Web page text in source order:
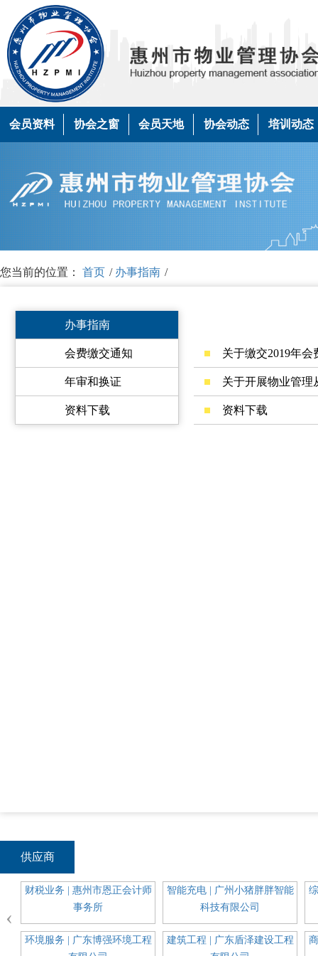
会员资料 协会之窗 会员天地 协会动态 培训动态
您当前的位置： 首页 / 办事指南 /
办事指南
会费缴交通知
年审和换证
资料下载
关于缴交2019年会
关于开展物业管理
资料下载
供应商
‹
财税业务 | 惠州市恩正会计师
事务所
环境服务 | 广东博强环境工程
智能充电 | 广州小猪胖胖智能
科技有限公司
建筑工程 | 广东盾泽建设工程